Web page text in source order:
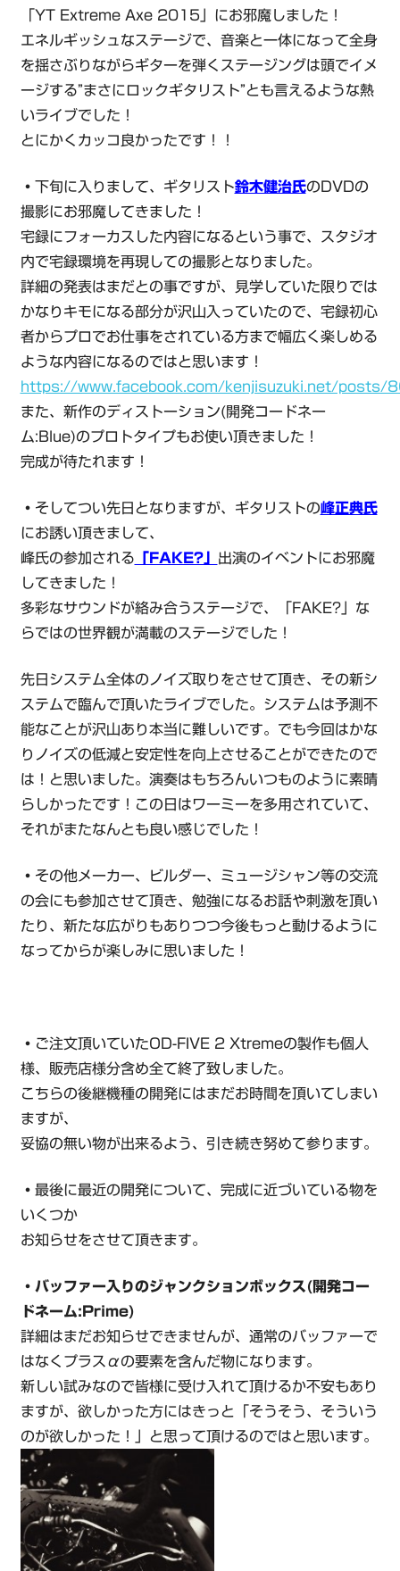
「YT Extreme Axe 2015」にお邪魔しました！
エネルギッシュなステージで、音楽と一体になって全身
を揺さぶりながらギターを弾くステージングは頭でイメ
ージする”まさにロックギタリスト”とも言えるような熱
いライブでした！
とにかくカッコ良かったです！！
・ 下旬に入りまして、ギタリスト鈴木健治氏のDVDの
撮影にお邪魔してきました！
宅録にフォーカスした内容になるという事で、スタジオ
内で宅録環境を再現しての撮影となりました。
詳細の発表はまだとの事ですが、見学していた限りでは
かなりキモになる部分が沢山入っていたので、宅録初心
者からプロでお仕事をされている方まで幅広く楽しめる
ような内容になるのではと思います！
https://www.facebook.com/kenjisuzuki.net/
また、新作のディストーション(開発コードネー
ム:Blue)のプロトタイプもお使い頂きました！
完成が待たれます！
・ そしてつい先日となりますが、ギタリストの峰正典氏
にお誘い頂きまして、
峰氏の参加される 「FAKE?」 出演のイベントにお邪魔
してきました！
多彩なサウンドが絡み合うステージで、「FAKE?」な
らではの世界観が満載のステージでした！
先日システム全体のノイズ取りをさせて頂き、その新シ
ステムで臨んで頂いたライブでした。システムは予測不
能なことが沢山あり本当に難しいです。でも今回はかな
りノイズの低減と安定性を向上させることができたので
は！と思いました。演奏はもちろんいつものように素晴
らしかったです！この日はワーミーを多用されていて、
それがまたなんとも良い感じでした！
・ その他メーカー、ビルダー、ミュージシャン等の交流
の会にも参加させて頂き、勉強になるお話や刺激を頂い
たり、新たな広がりもありつつ今後もっと動けるように
なってからが楽しみに思いました！
・ ご注文頂いていたOD-FIVE 2 Xtremeの製作も個人
様、販売店様分含め全て終了致しました。
こちらの後継機種の開発にはまだお時間を頂いてしまい
ますが、
妥協の無い物が出来るよう、引き続き努めて参ります。
・ 最後に最近の開発について、完成に近づいている物を
いくつか
お知らせをさせて頂きます。
・バッファー入りのジャンクションボックス(開発コー
ドネーム:Prime)
詳細はまだお知らせできませんが、通常のバッファーで
はなくプラスαの要素を含んだ物になります。
新しい試みなので皆様に受け入れて頂けるか不安もあり
ますが、欲しかった方にはきっと「そうそう、そういう
のが欲しかった！」と思って頂けるのではと思います。